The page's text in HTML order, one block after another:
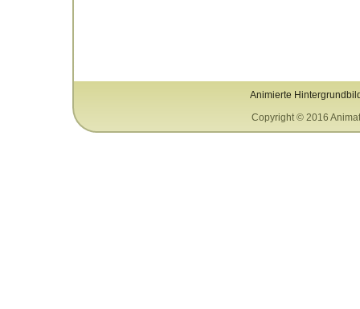
Animierte
Copyright © 2016